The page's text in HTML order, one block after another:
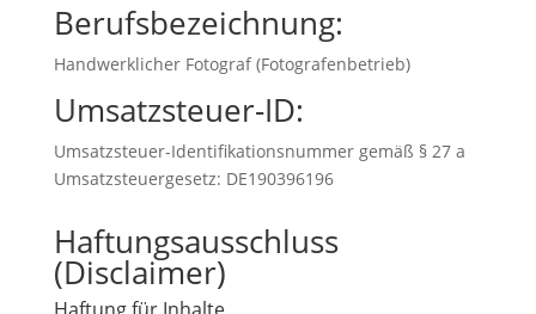
Berufsbezeichnung:
Handwerklicher Fotograf (Fotografenbetrieb)
Umsatzsteuer-ID:
Umsatzsteuer-Identifikationsnummer gemäß § 27 a
Umsatzsteuergesetz: DE190396196
Haftungsausschluss
(Disclaimer)